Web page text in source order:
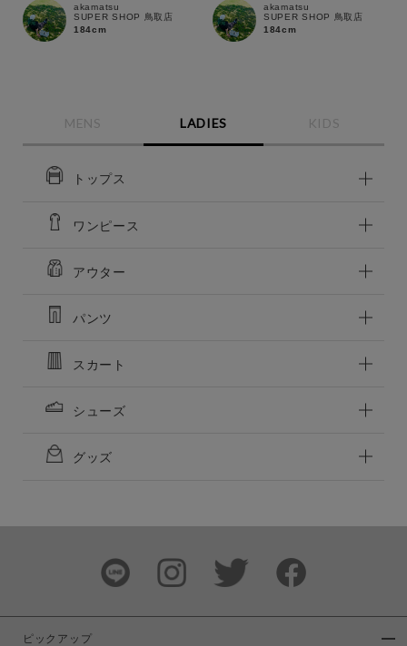
akamatsu
SUPER SHOP 鳥取店
184cm
akamatsu
SUPER SHOP 鳥取店
184cm
MENS LADIES KIDS
トップス
ワンピース
アウター
パンツ
スカート
シューズ
グッズ
ピックアップ